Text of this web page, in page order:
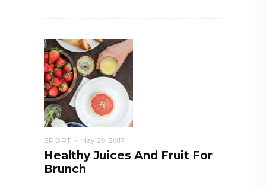
SPORT May 29, 2017
Healthy Juices And Fruit For
Brunch